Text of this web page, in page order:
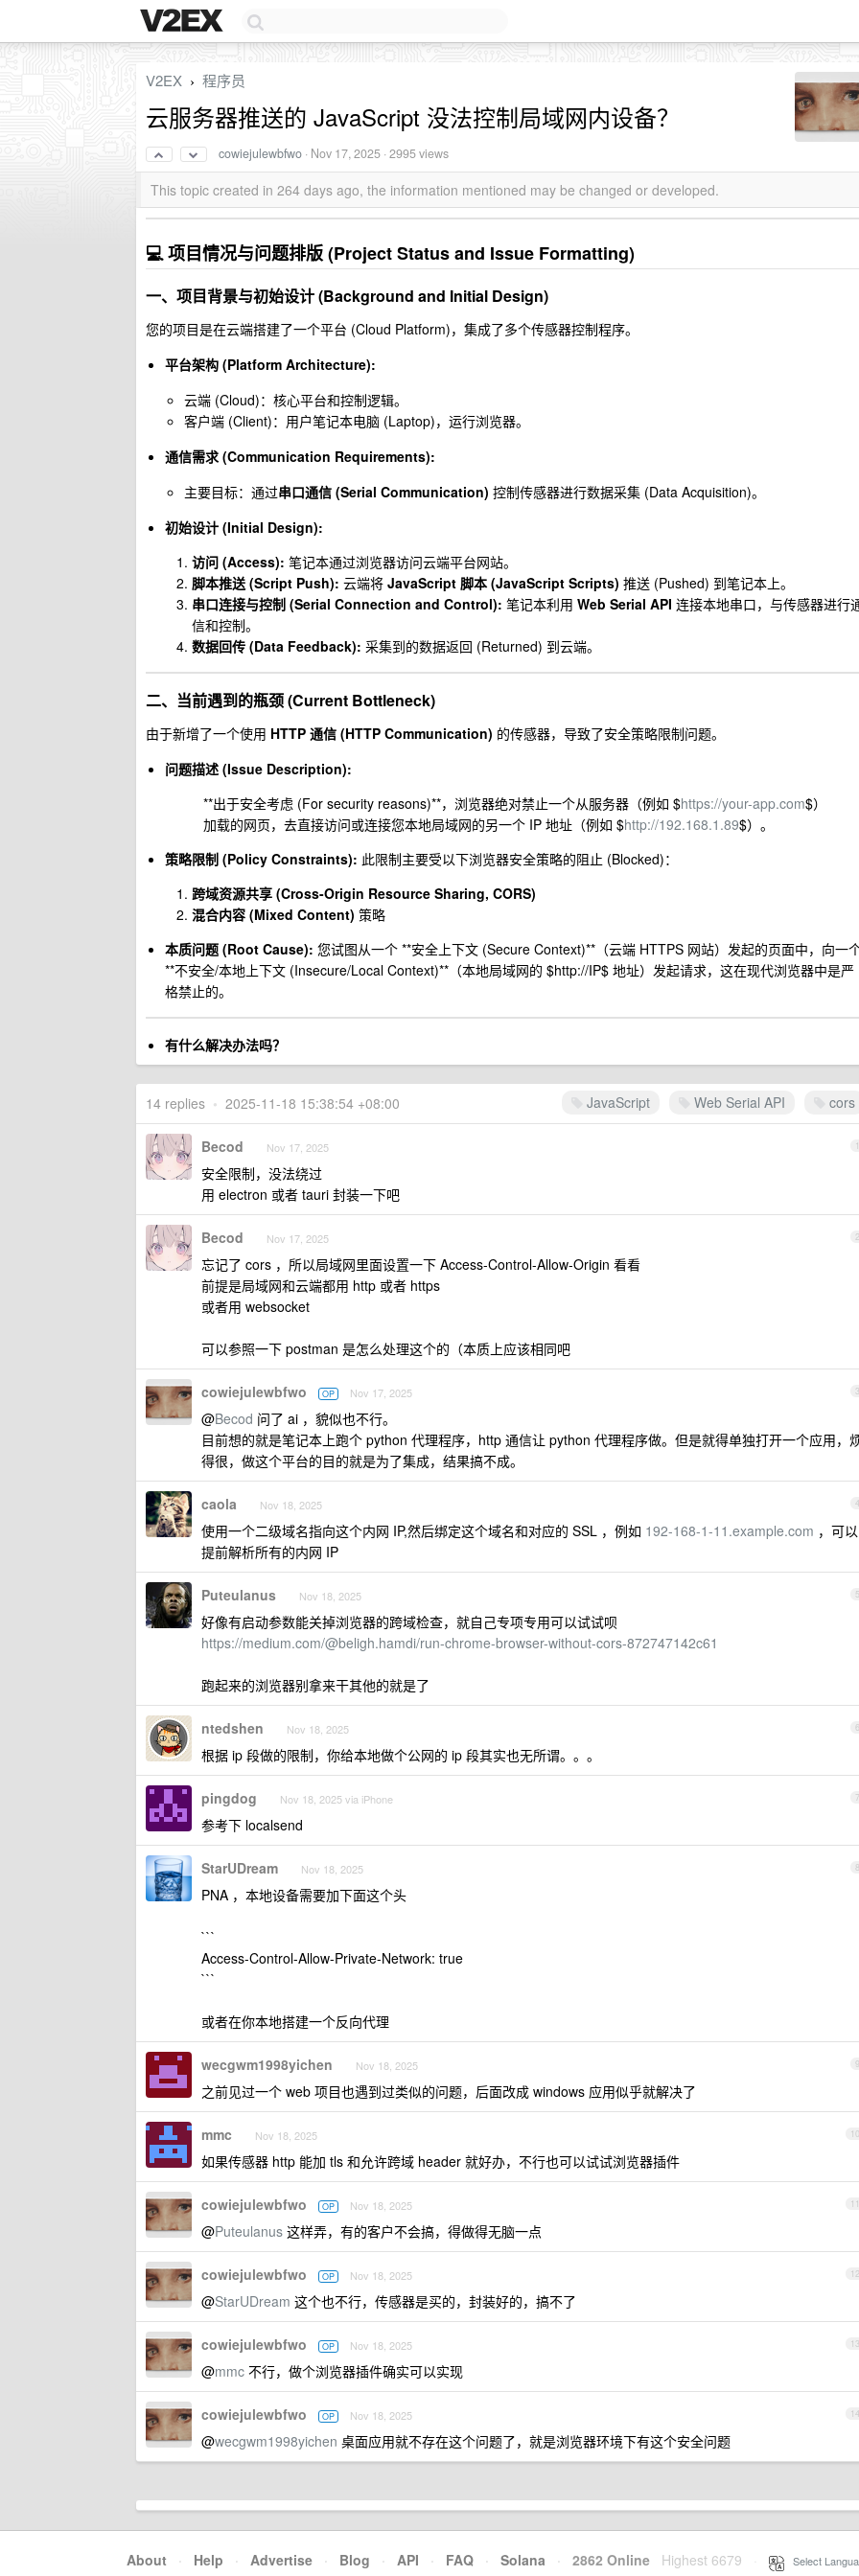
V2EX › 程序员
云服务器推送的 JavaScript 没法控制局域网内设备？
cowiejulewbfwo · Nov 17, 2025 · 2995 views
This topic created in 264 days ago, the information mentioned may be changed or developed.
💻 项目情况与问题排版 (Project Status and Issue Formatting)
一、项目背景与初始设计 (Background and Initial Design)
您的项目是在云端搭建了一个平台 (Cloud Platform)，集成了多个传感器控制程序。
平台架构 (Platform Architecture):
云端 (Cloud)：核心平台和控制逻辑。
客户端 (Client)：用户笔记本电脑 (Laptop)，运行浏览器。
通信需求 (Communication Requirements):
主要目标：通过串口通信 (Serial Communication) 控制传感器进行数据采集 (Data Acquisition)。
初始设计 (Initial Design):
访问 (Access): 笔记本通过浏览器访问云端平台网站。
脚本推送 (Script Push): 云端将 JavaScript 脚本 (JavaScript Scripts) 推送 (Pushed) 到笔记本上。
串口连接与控制 (Serial Connection and Control): 笔记本利用 Web Serial API 连接本地串口，与传感器进行
信和控制。
数据回传 (Data Feedback): 采集到的数据返回 (Returned) 到云端。
二、当前遇到的瓶颈 (Current Bottleneck)
由于新增了一个使用 HTTP 通信 (HTTP Communication) 的传感器，导致了安全策略限制问题。
问题描述 (Issue Description):
**出于安全考虑 (For security reasons)**，浏览器绝对禁止一个从服务器（例如 $https://your-app.com$）
加载的网页，去直接访问或连接您本地局域网的另一个 IP 地址（例如 $http://192.168.1.89$）。
策略限制 (Policy Constraints): 此限制主要受以下浏览器安全策略的阻止 (Blocked)：
跨域资源共享 (Cross-Origin Resource Sharing, CORS)
混合内容 (Mixed Content) 策略
本质问题 (Root Cause): 您试图从一个 **安全上下文 (Secure Context)**（云端 HTTPS 网站）发起的页面中，向一
**不安全/本地上下文 (Insecure/Local Context)**（本地局域网的 $http://IP$ 地址）发起请求，这在现代浏览器中是严
格禁止的。
有什么解决办法吗？
JavaScript Web Serial API cors
14 replies • 2025-11-18 15:38:54 +08:00
1
Becod Nov 17, 2025
安全限制，没法绕过
用 electron 或者 tauri 封装一下吧
2
Becod Nov 17, 2025
忘记了 cors ，所以局域网里面设置一下 Access-Control-Allow-Origin 看看
前提是局域网和云端都用 http 或者 https
或者用 websocket
可以参照一下 postman 是怎么处理这个的（本质上应该相同吧
3
cowiejulewbfwo OP Nov 17, 2025
@Becod 问了 ai ，貌似也不行。
目前想的就是笔记本上跑个 python 代理程序，http 通信让 python 代理程序做。但是就得单独打开一个应用，
得很，做这个平台的目的就是为了集成，结果搞不成。
4
caola Nov 18, 2025
使用一个二级域名指向这个内网 IP,然后绑定这个域名和对应的 SSL ，例如 192-168-1-11.example.com ，可以
提前解析所有的内网 IP
5
Puteulanus Nov 18, 2025
好像有启动参数能关掉浏览器的跨域检查，就自己专项专用可以试试呗
https://medium.com/@beligh.hamdi/run-chrome-browser-without-cors-872747142c61
跑起来的浏览器别拿来干其他的就是了
6
ntedshen Nov 18, 2025
根据 ip 段做的限制，你给本地做个公网的 ip 段其实也无所谓。。。
7
pingdog Nov 18, 2025 via iPhone
参考下 localsend
8
StarUDream Nov 18, 2025
PNA ，本地设备需要加下面这个头
```
Access-Control-Allow-Private-Network: true
```
或者在你本地搭建一个反向代理
9
wecgwm1998yichen Nov 18, 2025
之前见过一个 web 项目也遇到过类似的问题，后面改成 windows 应用似乎就解决了
10
mmc Nov 18, 2025
如果传感器 http 能加 tls 和允许跨域 header 就好办，不行也可以试试浏览器插件
11
cowiejulewbfwo OP Nov 18, 2025
@Puteulanus 这样弄，有的客户不会搞，得做得无脑一点
12
cowiejulewbfwo OP Nov 18, 2025
@StarUDream 这个也不行，传感器是买的，封装好的，搞不了
13
cowiejulewbfwo OP Nov 18, 2025
@mmc 不行，做个浏览器插件确实可以实现
14
cowiejulewbfwo OP Nov 18, 2025
@wecgwm1998yichen 桌面应用就不存在这个问题了，就是浏览器环境下有这个安全问题
About · Help · Advertise · Blog · API · FAQ · Solana · 2862 Online Highest 6679 Select